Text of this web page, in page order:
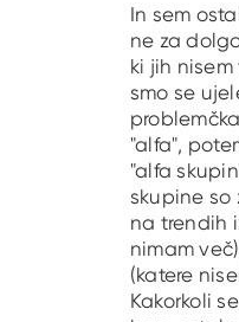
In sem
ne za
ki jih
smo se
"alfa",
"alfa
skupine so
na trendih
nimam
(katere
Kakorkoli